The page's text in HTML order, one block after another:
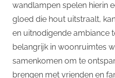
wandlampen spelen hierin
gloed die hout uitstraalt,
en uitnodigende ambiance
belangrijk in woonruimtes
samenkomen om te
brengen met vrienden en